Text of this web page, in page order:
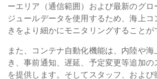
ーエリア（通信範囲）および最新のグロ
ジュールデータを使用するため、海上コ
きをより細かにモニタリングすることが
また、コンテナ自動化機能は、内陸や海
き、事前通知、遅延、予定変更等追加の
を提供します。そしてスタッフ、および